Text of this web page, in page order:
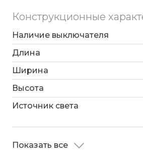
Конструкционные
Наличие выключателя
Длина
Ширина
Высота
Источник света
Показать все